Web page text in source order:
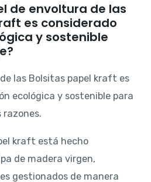
de envoltura de las
es considerado
y sostenible
las Bolsitas papel kraft es
ecológica y sostenible para
razones.
kraft está hecho
de madera virgen,
gestionados de manera